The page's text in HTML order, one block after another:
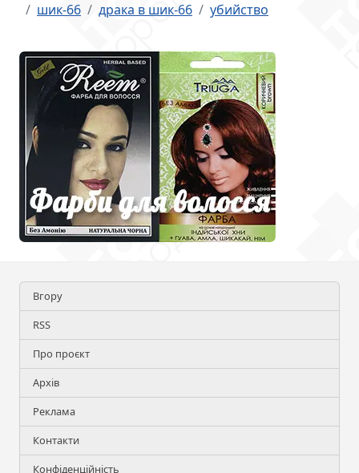
шик-66
драка в шик-66 убийство
Вгору
RSS
Про проєкт
Архів
Реклама
Контакти
Конфіденційність